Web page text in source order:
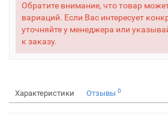
Обратите внимание, что товар
вариаций. Если Вас интересует
уточняйте у менеджера или
к заказу.
Характеристики Отзывы 0